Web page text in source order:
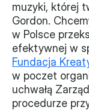
Monitorujemy
Działania z
Sprawy
Forum Dobrego
muzyki, której
Gordon.
w Polsce
efektywnej w
Fundacja
w poczet
uchwałą
procedurze